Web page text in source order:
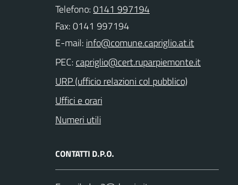
Telefono:0141 997194
Fax: 0141 997194
E-mail:
PEC:
URP (ufficio relazioni col pubblico)
Uffici e orari
Numeri utili
CONTATTI D.P.O.